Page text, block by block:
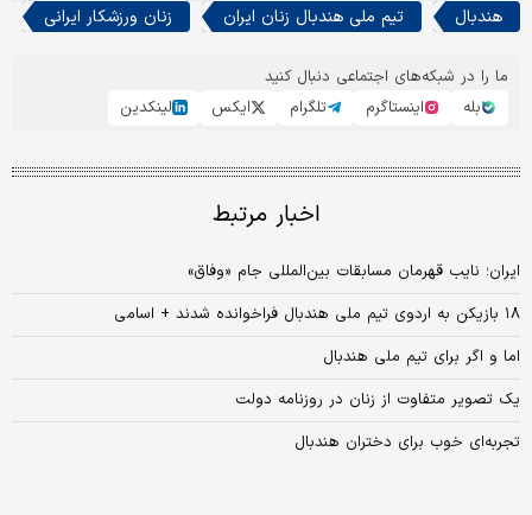
هندبال تیم ملی هندبال زنان ایران زنان ورزشکار ایرانی
ما را در شبکه‌های اجتماعی دنبال کنید
بله
اینستاگرم تلگرام ایکس لینکدین
اخبار مرتبط
ایران؛ نایب قهرمان مسابقات بین‌المللی جام «وفاق»
۱۸ بازیکن به اردوی تیم ملی هندبال فراخوانده شدند + اسامی
اما و اگر برای تیم ملی هندبال
یک تصویر متفاوت از زنان در روزنامه دولت
تجربه‌‌ای خوب برای دختران هندبال